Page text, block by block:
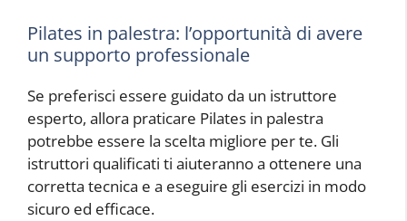
Pilates in palestra: l’opportunità di avere
un supporto professionale
Se preferisci essere guidato da un istruttore
esperto, allora praticare Pilates in palestra
potrebbe essere la scelta migliore per te. Gli
istruttori qualificati ti aiuteranno a ottenere una
corretta tecnica e a eseguire gli esercizi in modo
sicuro ed efficace.